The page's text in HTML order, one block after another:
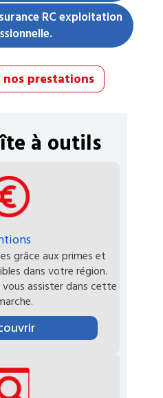
RC exploitation
nos prestations
à outils
grâce aux primes et
dans votre région.
assister dans cette